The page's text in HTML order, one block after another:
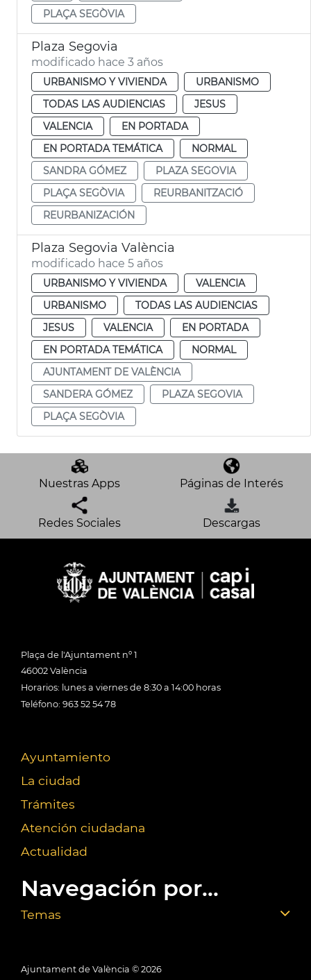
PLAÇA SEGÒVIA
Plaza Segovia
modificado hace 3 años
URBANISMO Y VIVIENDA
URBANISMO
TODAS LAS AUDIENCIAS
JESUS
VALENCIA
EN PORTADA
EN PORTADA TEMÁTICA
NORMAL
SANDRA GÓMEZ
PLAZA SEGOVIA
PLAÇA SEGÒVIA
REURBANITZACIÓ
REURBANIZACIÓN
Plaza Segovia València
modificado hace 5 años
URBANISMO Y VIVIENDA
VALENCIA
URBANISMO
TODAS LAS AUDIENCIAS
JESUS
VALENCIA
EN PORTADA
EN PORTADA TEMÁTICA
NORMAL
AJUNTAMENT DE VALÈNCIA
SANDERA GÓMEZ
PLAZA SEGOVIA
PLAÇA SEGÒVIA
Nuestras Apps Páginas de Interés
Redes Sociales Descargas
Plaça de l'Ajuntament nº 1
46002 València
Horarios: lunes a viernes de 8:30 a 14:00 horas
Teléfono: 963 52 54 78
Ayuntamiento
La ciudad
Trámites
Atención ciudadana
Actualidad
Navegación por...
Temas
Ajuntament de València © 2026